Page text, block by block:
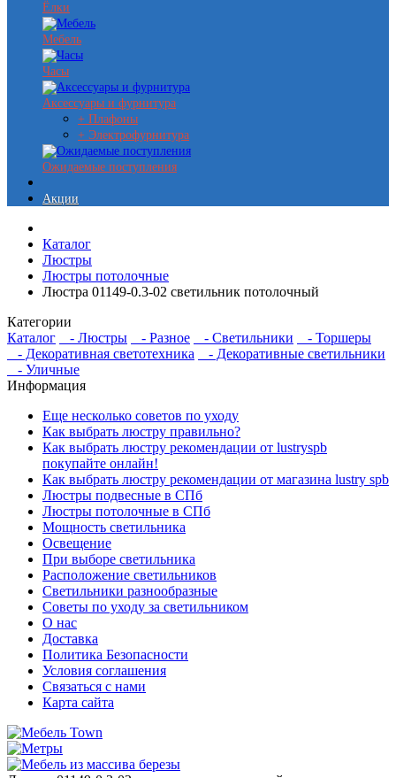
Ёлки
Мебель
Часы
Аксессуары и фурнитура
+ Плафоны
+ Электрофурнитура
Ожидаемые поступления
Акции
Каталог
Люстры
Люстры потолочные
Люстра 01149-0.3-02 светильник потолочный
Категории
Каталог
- Люстры - Разное - Светильники
- Торшеры
- Декоративная светотехника
- Декоративные светильники
- Уличные
Информация
Еще несколько советов по уходу
Как выбрать люстру правильно?
Как выбрать люстру рекомендации от lustryspb
покупайте онлайн!
Как выбрать люстру рекомендации от магазина lustry spb
Люстры подвесные в СПб
Люстры потолочные в СПб
Мощность светильника
Освещение
При выборе светильника
Расположение светильников
Светильники разнообразные
Советы по уходу за светильником
О нас
Доставка
Политика Безопасности
Условия соглашения
Связаться с нами
Карта сайта